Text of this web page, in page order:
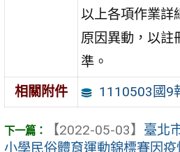
以上各項作業詳
原因異動，以註
準。
相關附件
1110503國9
【2022-05-03】 臺北
小學民俗體育運動錦標賽因